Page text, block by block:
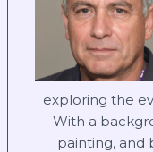
exploring the
With a
painting, and